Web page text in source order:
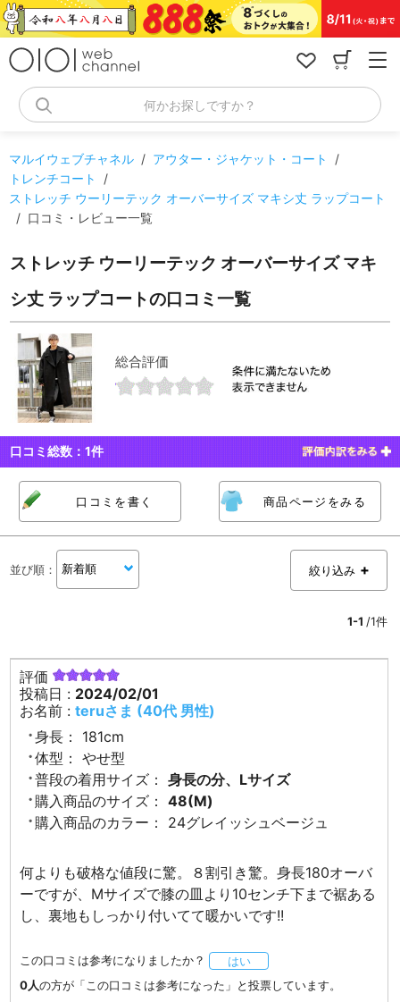
コ
ン
何かお探しですか？
マルイウェブチャネル / アウター・ジャケット・コート
/
トレンチコート
/
ストレッチ ウーリーテック オーバーサイズ マキシ丈 ラップコート
/ 口コミ・レビュー一覧
ストレッチ ウーリーテック オーバーサイズ マキ
シ丈 ラップコートの口コミ一覧
総合評価
口コミ総数：1件
口コミを書く 商品ページをみる
並び順 ： 絞り込み
1-1 /1件
評価
投稿日 : 2024/02/01
お名前 :teruさま (40代 男性)
身長：
181cm
体型：
やせ型
普段の着用サイズ：
身長の分、Lサイズ
購入商品のサイズ：
48(M)
購入商品のカラー：
24グレイッシュベージュ
何よりも破格な値段に驚。８割引き驚。身長180オーバ
ーですが、Мサイズで膝の皿より10センチ下まで裾ある
し、裏地もしっかり付いてて暖かいです!!
この口コミは参考になりましたか？
はい
0人の方が「この口コミは参考になった」と投票しています。